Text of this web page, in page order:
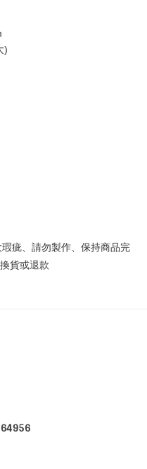
)
疵、請勿製作、保持商品完
貨或退款